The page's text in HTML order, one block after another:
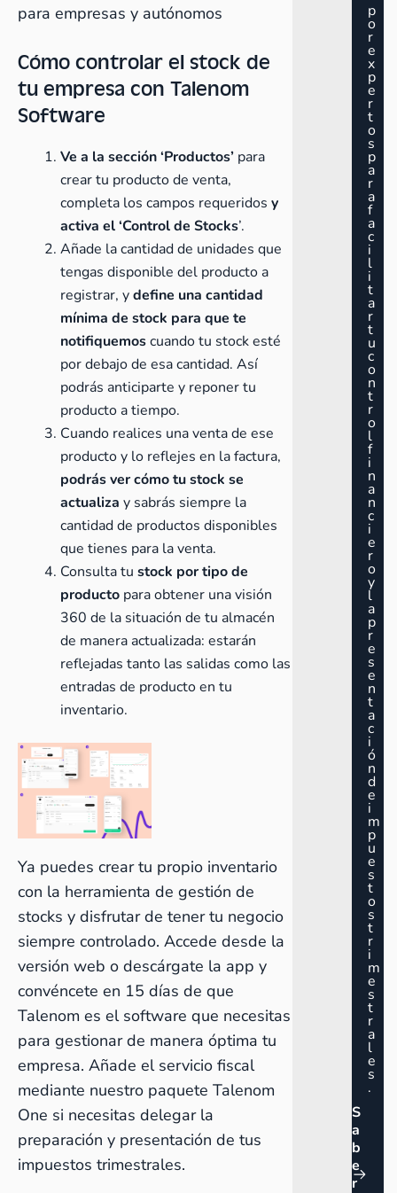
para empresas y autónomos
Cómo controlar el stock de
tu empresa con Talenom
Software
Ve a la sección ‘Productos’ para
crear tu producto de venta,
completa los campos requeridos y
activa el ‘Control de Stocks’.
Añade la cantidad de unidades que
tengas disponible del producto a
registrar, ydefine una cantidad
mínima de stock para que te
notifiquemoscuando tu stock esté
por debajo de esa cantidad. Así
podrás anticiparte y reponer tu
producto a tiempo.
Cuando realices una venta de ese
producto y lo reflejes en la factura,
podrás ver cómo tu stock se
actualiza y sabrás siempre la
cantidad de productos disponibles
que tienes para la venta.
Consulta tu stock por tipo de
producto para obtener una visión
360 de la situación de tu almacén
de manera actualizada: estarán
reflejadas tanto las salidas como las
entradas de producto en tu
inventario.
Ya puedes crear tu propio inventario
con la herramienta de gestión de
stocks y disfrutar de tener tu negocio
siempre controlado. Accede desde la
versión web o descárgate la app y
convéncete en 15 días de que
Talenom es el software que necesitas
para gestionar de manera óptima tu
empresa. Añade el servicio fiscal
mediante nuestro paquete Talenom
One si necesitas delegar la
preparación y presentación de tus
impuestos trimestrales.
p
o
r
e
x
p
e
r
t
o
s
p
a
r
a
f
a
c
i
l
i
t
a
r
t
u
c
o
n
t
r
o
l
f
i
n
a
n
c
i
e
r
o
y
l
a
p
r
e
s
e
n
t
a
c
i
ó
n
d
e
i
m
p
u
e
s
t
o
s
t
r
i
m
e
s
t
r
a
l
e
s
.
S
a
b
e
r